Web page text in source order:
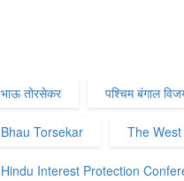
भाऊ तोरसेकर पश्चिम बंगाल
Bhau Torsekar The
Hindu Interest Protection